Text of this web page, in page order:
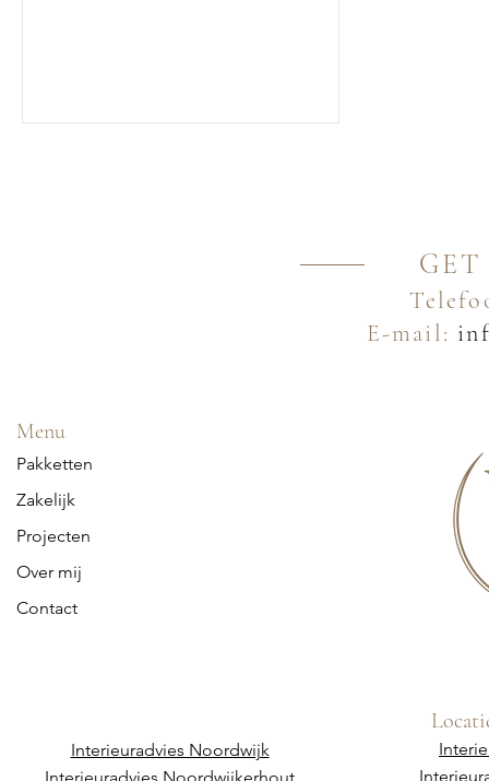
E-mail:
Menu
Pakketten
Zakelijk
Projecten
Over mij
Contact
Interieuradvies Noordwijk